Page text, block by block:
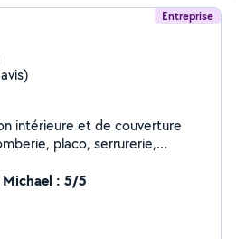
Entreprise
intérieure et de couverture
placo, serrurerie,
Michael : 5/5